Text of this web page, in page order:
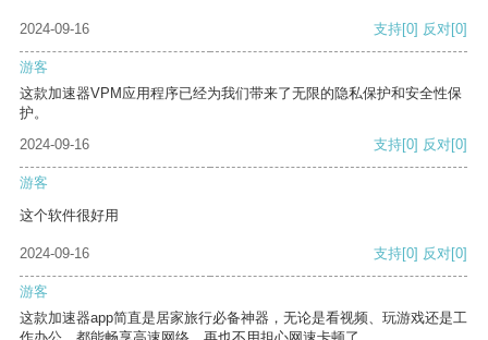
2024-09-16 支持[0] 反对[0]
游客
这款加速器VPM应用程序已经为我们带来了无限的隐私保护和安全性保
护。
2024-09-16
支持[0] 反对[0]
游客
这个软件很好用
2024-09-16 支持[0] 反对[0]
游客
这款加速器app简直是居家旅行必备神器，无论是看视频、玩游戏还是工